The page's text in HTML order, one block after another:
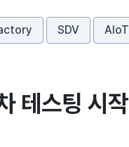
SDV AIoT
테스팅 시작